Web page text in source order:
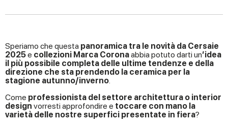
Speriamo che questa panoramica tra le novità da Cersaie
2025e collezioni Marca Coronaabbia potuto darti un’idea
il più possibile completa delle ultime tendenze e della
direzione che sta prendendo la ceramica per la
stagione autunno/inverno.
Come professionista del settore architettura o interior
design vorresti approfondire e toccare con mano la
varietà delle nostre superfici presentate in fiera?